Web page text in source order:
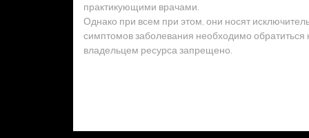
практикующими врачами.
Однако при всем при этом, они носят
симптомов заболевания необходимо обратиться
владельцем ресурса запрещено.